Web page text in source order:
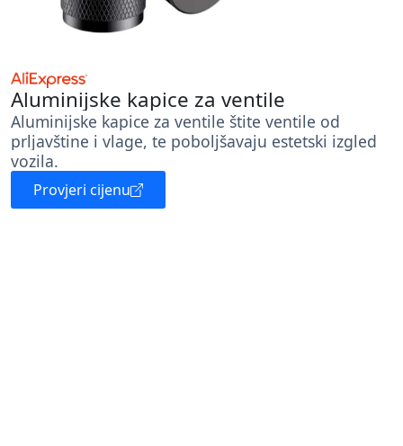
Aluminijske kapice za ventile
Aluminijske kapice za ventile štite ventile od
prljavštine i vlage, te poboljšavaju estetski izgled
vozila.
Provjeri cijenu